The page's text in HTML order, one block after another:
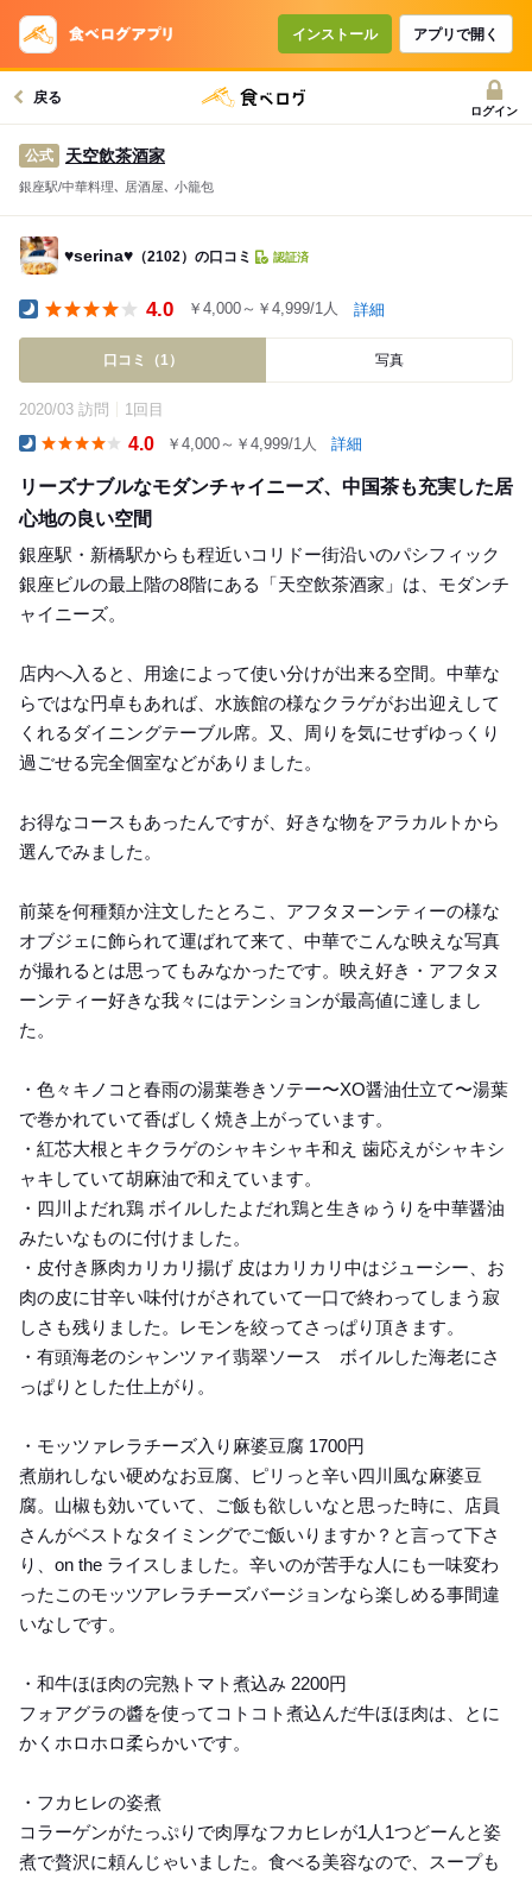
インストール アプリで開く
戻る
ログイン
公式 天空飲茶酒家
銀座駅/中華料理､ 居酒屋､ 小籠包
♥serina♥ （2102）の口コミ 認証済
4.0 ￥4,000～￥4,999/1人 詳細
口コミ（1） 写真
2020/03 訪問 1回目
4.0 ￥4,000～￥4,999/1人 詳細
リーズナブルなモダンチャイニーズ、中国茶も充実した居
心地の良い空間
銀座駅・新橋駅からも程近いコリドー街沿いのパシフィック
銀座ビルの最上階の8階にある「天空飲茶酒家」は、モダンチ
ャイニーズ。
店内へ入ると、用途によって使い分けが出来る空間。中華な
らではな円卓もあれば、水族館の様なクラゲがお出迎えして
くれるダイニングテーブル席。又、周りを気にせずゆっくり
過ごせる完全個室などがありました。
お得なコースもあったんですが、好きな物をアラカルトから
選んでみました。
前菜を何種類か注文したとろこ、アフタヌーンティーの様な
オブジェに飾られて運ばれて来て、中華でこんな映えな写真
が撮れるとは思ってもみなかったです。映え好き・アフタヌ
ーンティー好きな我々にはテンションが最高値に達しまし
た。
・色々キノコと春雨の湯葉巻きソテー〜XO醤油仕立て〜湯葉
で巻かれていて香ばしく焼き上がっています。
・紅芯大根とキクラゲのシャキシャキ和え 歯応えがシャキシ
ャキしていて胡麻油で和えています。
・四川よだれ鶏 ボイルしたよだれ鶏と生きゅうりを中華醤油
みたいなものに付けました。
・皮付き豚肉カリカリ揚げ 皮はカリカリ中はジューシー、お
肉の皮に甘辛い味付けがされていて一口で終わってしまう寂
しさも残りました。レモンを絞ってさっぱり頂きます。
・有頭海老のシャンツァイ翡翠ソース ボイルした海老にさ
っぱりとした仕上がり。
・モッツァレラチーズ入り麻婆豆腐 1700円
煮崩れしない硬めなお豆腐、ピリっと辛い四川風な麻婆豆
腐。山椒も効いていて、ご飯も欲しいなと思った時に、店員
さんがベストなタイミングでご飯いりますか？と言って下さ
り、on the ライスしました。辛いのが苦手な人にも一味変わ
ったこのモッツアレラチーズバージョンなら楽しめる事間違
いなしです。
・和牛ほほ肉の完熟トマト煮込み 2200円
フォアグラの醬を使ってコトコト煮込んだ牛ほほ肉は、とに
かくホロホロ柔らかいです。
・フカヒレの姿煮
コラーゲンがたっぷりで肉厚なフカヒレが1人1つどーんと姿
煮で贅沢に頼んじゃいました。食べる美容なので、スープも